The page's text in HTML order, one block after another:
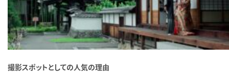
撮影スポットとしての人気の理由